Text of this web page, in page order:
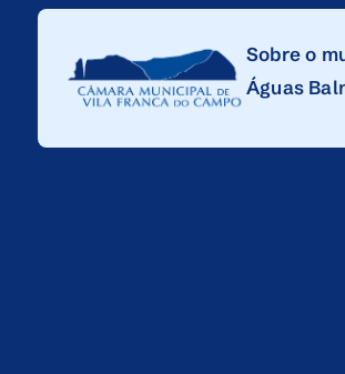
Skip
Content
Sobre o
Águas